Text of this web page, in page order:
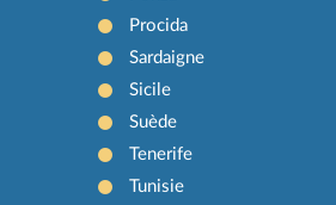
Procida
Sardaigne
Sicile
Suède
Tenerife
Tunisie